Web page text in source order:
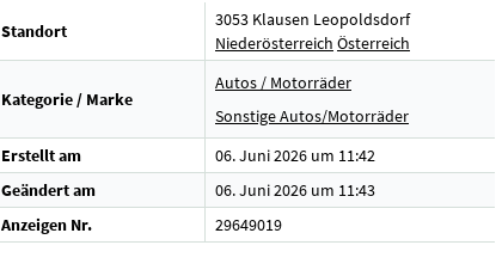
Standort
3053 Klausen Leopoldsdorf
Niederösterreich Österreich
Kategorie / Marke
Autos / Motorräder
Sonstige Autos/Motorräder
Erstellt am
06. Juni 2026 um 11:42
Geändert am
06. Juni 2026 um 11:43
Anzeigen Nr.
29649019